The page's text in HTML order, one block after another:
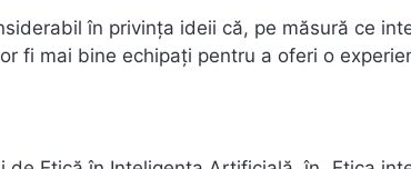
în privința ideii că, pe măsură ce
fi mai bine echipați pentru a oferi o